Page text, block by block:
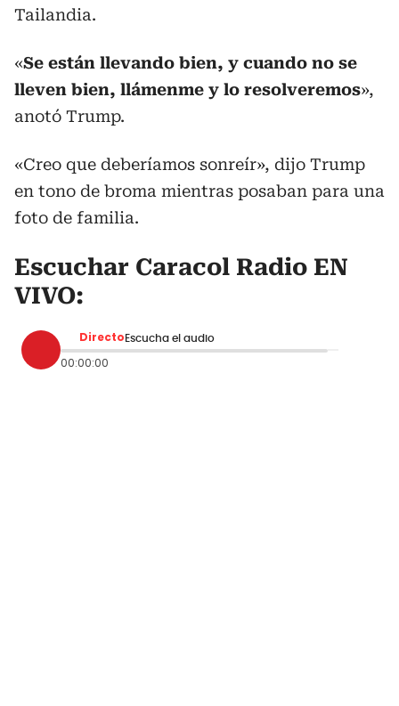
Tailandia.
«Se están llevando bien, y cuando no se
lleven bien, llámenme y lo resolveremos»,
anotó Trump.
«Creo que deberíamos sonreír», dijo Trump
en tono de broma mientras posaban para una
foto de familia.
Escuchar Caracol Radio EN
VIVO:
Directo Escucha el audio
00:00:00